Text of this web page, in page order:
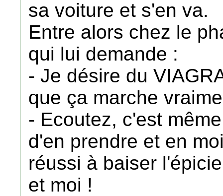
sa voiture et s'en va.
Entre alors chez le
qui lui demande :
- Je désire du
que ça marche
- Ecoutez, c'est
d'en prendre et en
réussi à baiser
et moi !